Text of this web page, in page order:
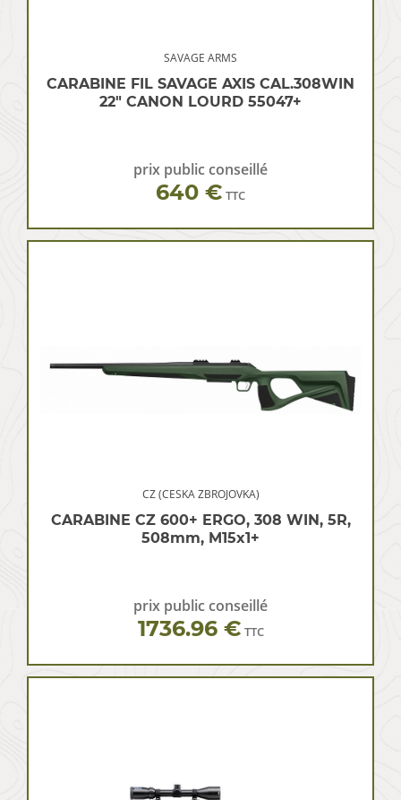
SAVAGE ARMS
CARABINE FIL SAVAGE AXIS CAL.308WIN
22″ CANON LOURD 55047+
prix public conseillé
640 € TTC
CZ (CESKA ZBROJOVKA)
CARABINE CZ 600+ ERGO, 308 WIN, 5R,
508mm, M15x1+
prix public conseillé
1736.96 € TTC